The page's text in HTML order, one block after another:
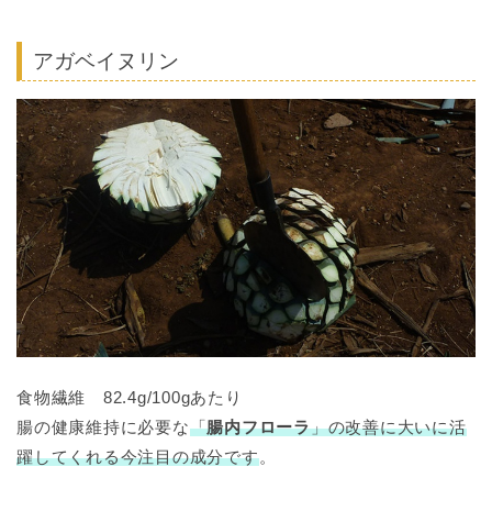
アガベイヌリン
食物繊維 82.4g/100gあたり
腸の健康維持に必要な「腸内フローラ」の改善に大いに活
躍してくれる今注目の成分です。